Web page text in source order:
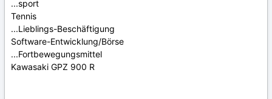
...sport
Tennis
...Lieblings-Beschäftigung
Software-Entwicklung/Börse
...Fortbewegungsmittel
Kawasaki GPZ 900 R